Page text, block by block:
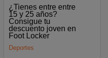
¿Tienes entre entre
15 y 25 años?
Consigue tu
descuento joven en
Foot Locker
Deportes